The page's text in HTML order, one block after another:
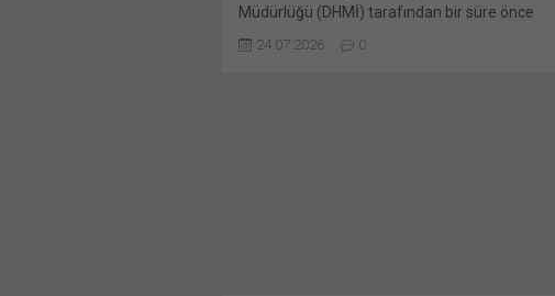
Müdürlüğü (DHMİ) tarafından bir süre önce
dosya konusu 400 Takım Kaset Tip Çelik Telli
24.07.2026 0